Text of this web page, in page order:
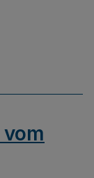
vom